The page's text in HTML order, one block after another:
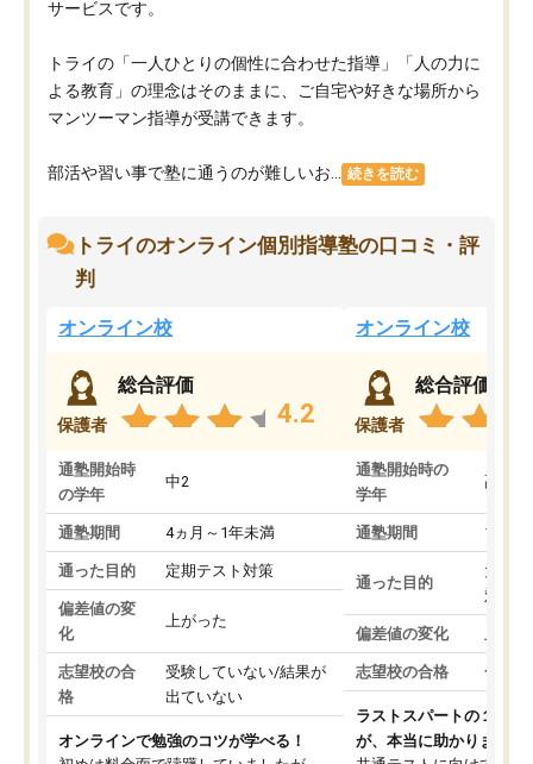
サービスです。
トライの「一人ひとりの個性に合わせた指導」「人の力に
よる教育」の理念はそのままに、ご自宅や好きな場所から
マンツーマン指導が受講できます。
部活や習い事で塾に通うのが難しいお... 続きを読む
トライのオンライン個別指導塾の口コミ・評
判
オンライン校
保護者
総合評価
4.2
通塾開始時
の学年
中2
通塾期間 4ヵ月～1年未満
通った目的 定期テスト対策
偏差値の変
化
上がった
志望校の合
格
受験していない/結果が
出ていない
オンラインで勉強のコツが学べる！
オンライン校
保護者
総合評価
通塾開始時の
学年
高3
通塾期間 1～3
通った目的
大学
対策
偏差値の変化 上が
志望校の合格 合格
ラストスパートの１か月
が、本当に助かりました